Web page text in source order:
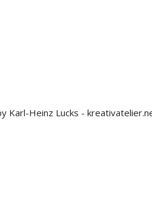
Karl-Heinz Lucks -